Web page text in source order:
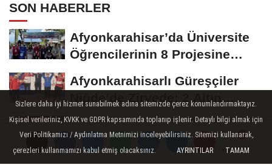
Yorumlar
SON HABERLER
Afyonkarahisar’da Üniversite
Öğrencilerinin 8 Projesine
Afyonkarahisarlı Güreşçiler
Niğde’de Zirvede: 2 Altın
Madalya...
Turizm Sektörünün Önde Gelen
Markaları AKÜ’de Öğrencilerle
Buluştu
Yorumlar
Sizlere daha iyi hizmet sunabilmek adına sitemizde çerez konumlandırmaktayız.
Kişisel verileriniz, KVKK ve GDPR kapsamında toplanıp işlenir. Detaylı bilgi almak için
Veri Politikamızı / Aydınlatma Metnimizi inceleyebilirsiniz. Sitemizi kullanarak,
çerezleri kullanmamızı kabul etmiş olacaksınız.
AYRINTILAR TAMAM